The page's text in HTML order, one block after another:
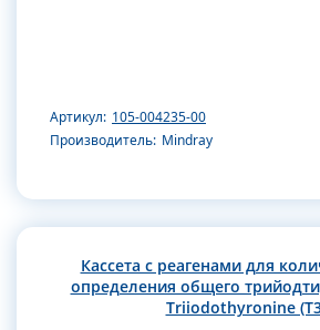
Артикул: 105-004235-00
Производитель: Mindray
Кассета с реагенами для
определения общего
Triiodothyronine